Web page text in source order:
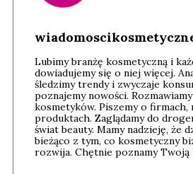
Lubimy branżę kosmetyczną i
dowiadujemy się o niej więcej.
śledzimy trendy i zwyczaje
poznajemy nowości.
kosmetyków. Piszemy o firmach,
produktach. Zaglądamy do
świat beauty. Mamy nadzieję, że
bieżąco z tym, co kosmetyczny
rozwija. Chętnie poznamy